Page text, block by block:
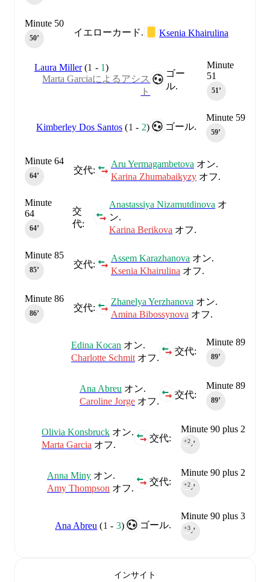
イエローカード. Ksenia Khairulina
Minute 50
50‎’‎
Minute
51
51‎’‎
ゴー
ル.
Laura Miller (1 - 1)
Marta Garciaによるアシス
ト
Minute 59
59‎’‎
ゴール.
Kimberley Dos Santos (1 - 2)
交代:
Aru Yermagambetova オン.
Karina Zhumabaikyzy オフ.
Minute 64
64‎’‎
交
代:
Anastassiya Nizamutdinova オ
ン.
Karina Berikova オフ.
Minute
64
64‎’‎
交代:
Assem Karazhanova オン.
Ksenia Khairulina オフ.
Minute 85
85‎’‎
交代:
Zhanelya Yerzhanova オン.
Amina Bibossynova オフ.
Minute 86
86‎’‎
Minute 89
89‎’‎
交代:
Edina Kocan オン.
Charlotte Schmit オフ.
Minute 89
89‎’‎
交代:
Ana Abreu オン.
Caroline Jorge オフ.
Minute 90 plus 2
90‎’‎
+2
交代:
Olivia Konsbruck オン.
Marta Garcia オフ.
Minute 90 plus 2
90‎’‎
+2
交代:
Anna Miny オン.
Amy Thompson オフ.
Minute 90 plus 3
90‎’‎
+3
ゴール.
Ana Abreu (1 - 3)
インサイト